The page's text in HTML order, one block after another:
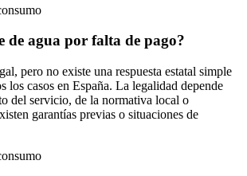
de agua por falta de pago?
pero no existe una respuesta estatal simple
los casos en España. La legalidad depende
del servicio, de la normativa local o
garantías previas o situaciones de